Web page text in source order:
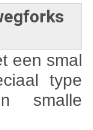
een smal
type
smalle